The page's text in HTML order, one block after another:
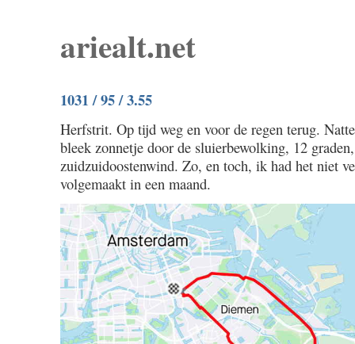
ariealt.net
1031 / 95 / 3.55
Herfstrit. Op tijd weg en voor de regen terug.
bleek zonnetje door de sluierbewolking, 12
zuidzuidoostenwind. Zo, en toch, ik had het niet
volgemaakt in een maand.